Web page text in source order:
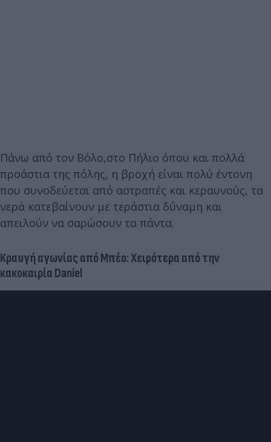
Πάνω από τον Βόλο,στο Πήλιο όπου και πολλά
προάστια της πόλης, η βροχή είναι πολύ έντονη
που συνοδεύεται από αστραπές και κεραυνούς, τα
νερά κατεβαίνουν με τεράστια δύναμη και
απειλούν να σαρώσουν τα πάντα.
Κραυγή αγωνίας από Μπέο: Χειρότερα από την
κακοκαιρία Daniel